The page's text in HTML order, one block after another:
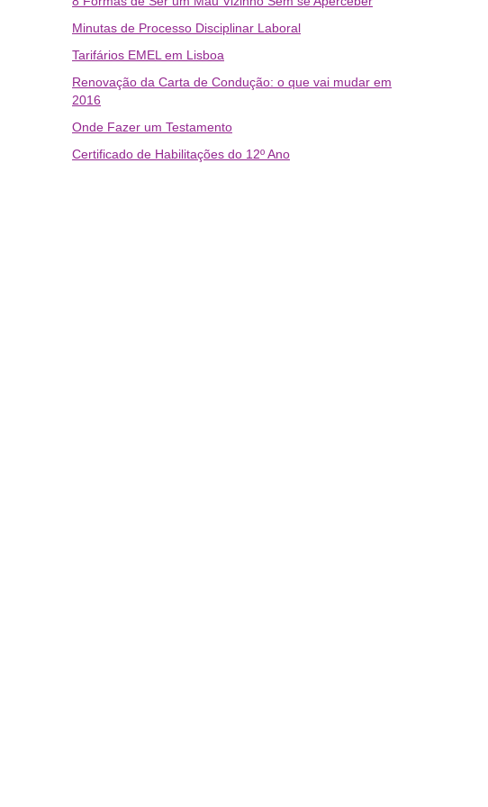
Minutas de Processo Disciplinar Laboral
Tarifários EMEL em Lisboa
Renovação da Carta de Condução: o que vai mudar em
2016
Onde Fazer um Testamento
Certificado de Habilitações do 12º Ano